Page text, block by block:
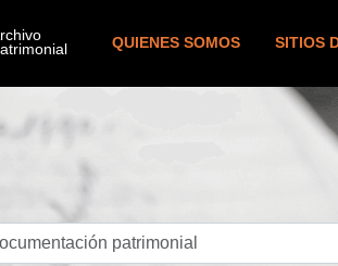
QUIENES SOMOS SITIOS